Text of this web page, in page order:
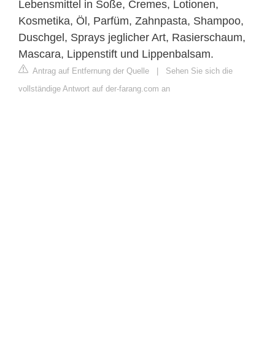
Lebensmittel in Soße, Cremes, Lotionen,
Kosmetika, Öl, Parfüm, Zahnpasta, Shampoo,
Duschgel, Sprays jeglicher Art, Rasierschaum,
Mascara, Lippenstift und Lippenbalsam.
Antrag auf Entfernung der Quelle | Sehen Sie sich die
vollständige Antwort auf der-farang.com an